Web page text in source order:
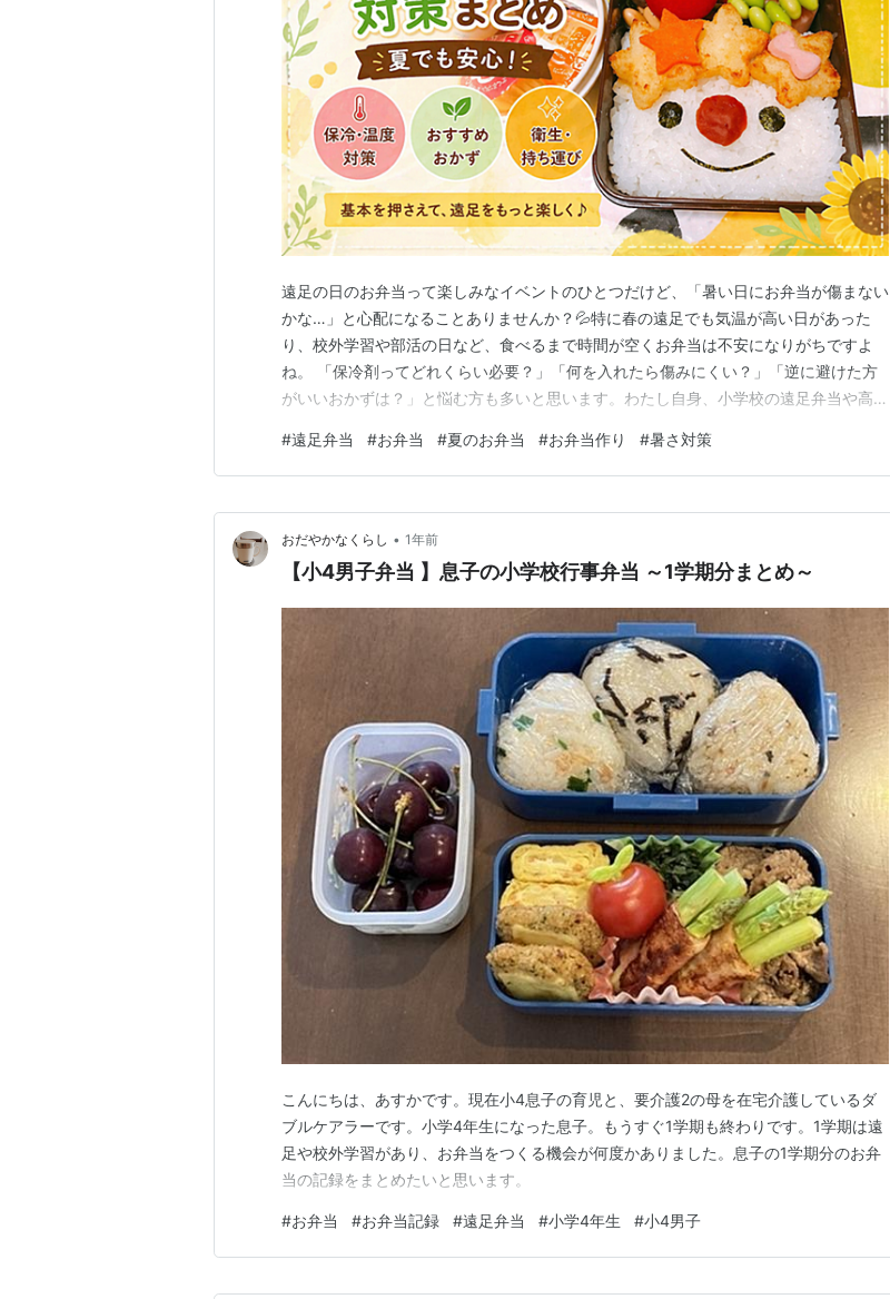
遠足の日のお弁当って楽しみなイベントのひとつだけど、「暑い日にお弁当が傷まない
かな…」と心配になることありませんか？💦特に春の遠足でも気温が高い日があった
り、校外学習や部活の日など、食べるまで時間が空くお弁当は不安になりがちですよ
ね。 「保冷剤ってどれくらい必要？」「何を入れたら傷みにくい？」「逆に避けた方
がいいおかずは？」と悩む方も多いと思います。わたし自身、小学校の遠足弁当や高校
では📝 遠足のお弁当を傷まないようにする基本対策 夏の暑い日に避けたい傷みやすい
おかず 遠足におすすめの傷みにくいおかず 保冷剤や凍らせ…
#遠足弁当 #お弁当 #夏のお弁当 #お弁当作り #暑さ対策
おだやかなくらし • 1年前
【小4男子弁当 】息子の小学校行事弁当 ～1学期分まとめ～
こんにちは、あすかです。現在小4息子の育児と、要介護2の母を在宅介護しているダ
ブルケアラーです。小学4年生になった息子。もうすぐ1学期も終わりです。1学期は遠
足や校外学習があり、お弁当をつくる機会が何度かありました。息子の1学期分のお弁
当の記録をまとめたいと思います。
#お弁当 #お弁当記録 #遠足弁当 #小学4年生 #小4男子